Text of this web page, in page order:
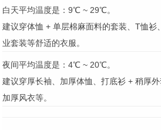
白天平均温度是：9℃ ~ 29℃。
建议穿体恤 + 单层棉麻面料的套装、T恤衫
业套装等舒适的衣服。
夜间平均温度是：4℃ ~ 20℃。
建议穿厚长袖、加厚体恤、打底衫 + 稍厚外
加厚风衣等。